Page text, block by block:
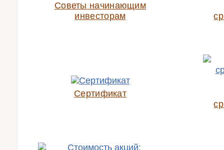
Советы начинающим
инвесторам
Сертификат